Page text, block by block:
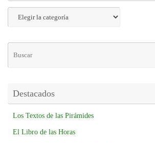
Destacados
Los Textos de las Pirámides
El Libro de las Horas